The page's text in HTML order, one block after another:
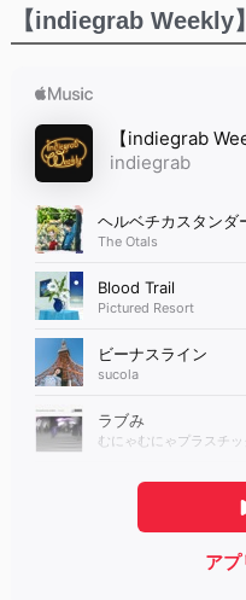
【indiegrab Weekly】